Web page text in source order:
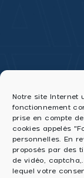
Notre site Internet
fonctionnement
prise en compte
cookies appelés
personnelles. En
proposés par des
de vidéo,
lequel votre